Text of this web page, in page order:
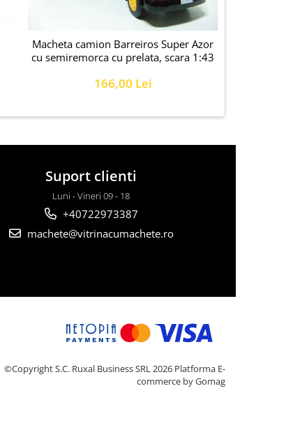
Macheta camion Barreiros Super Azor
cu semiremorca cu prelata, scara 1:43
166,00 Lei
Suport clienti
Luni - Vineri 09 - 18
+40722973387
machete@vitrinacumachete.ro
©Copyright S.C. Ruxal Business SRL 2026 Platforma E-
commerce by Gomag